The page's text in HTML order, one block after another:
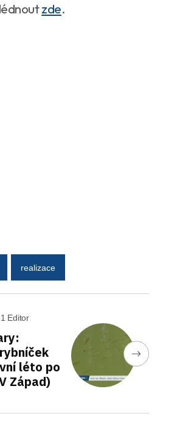
zde.
realizace
1 Editor
léto po
Západ)